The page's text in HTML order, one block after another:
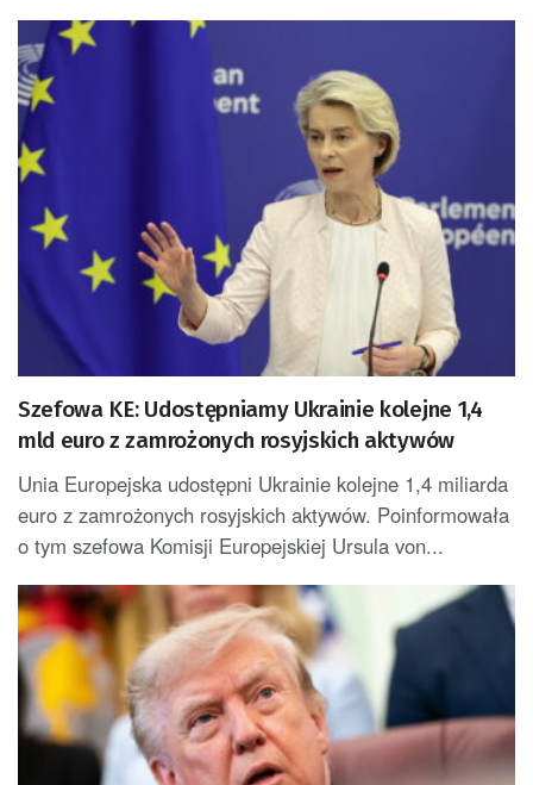
Szefowa KE: Udostępniamy Ukrainie kolejne 1,4
mld euro z zamrożonych rosyjskich aktywów
Unia Europejska udostępni Ukrainie kolejne 1,4 miliarda
euro z zamrożonych rosyjskich aktywów. Poinformowała
o tym szefowa Komisji Europejskiej Ursula von...